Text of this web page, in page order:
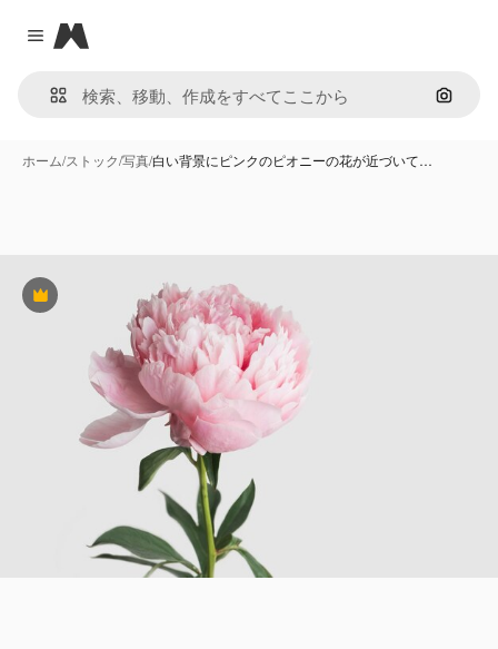
Close menu
Magnific
画像で
ホーム/ストック/写真/白い背景にピンクのピオニーの花が近づいて…
Premium